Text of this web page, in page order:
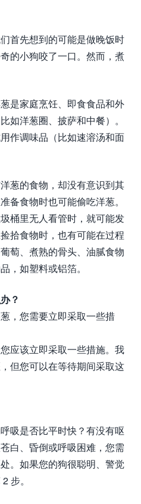
首先想到的可能是做晚饭时
的小狗咬了一口。然而，煮
是家庭烹饪、即食食品和外
如洋葱圈、披萨和中餐）。
作调味品（比如速溶汤和面
葱的食物，却没有意识到其
备食物时也可能偷吃洋葱。
桶里无人看管时，就可能发
拾食物时，也有可能在过程
萄、煮熟的骨头、油腻食物
，如塑料或铝箔。
？
，您需要立即采取一些措
应该立即采取一些措施。我
但您可以在等待期间采取这
吸是否比平时快？有没有呕
白、昏倒或呼吸困难，您需
。如果您的狗很聪明、警觉
步。